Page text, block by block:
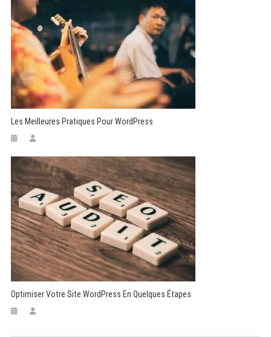
Les Meilleures Pratiques Pour WordPress
Optimiser Votre Site WordPress En Quelques Étapes